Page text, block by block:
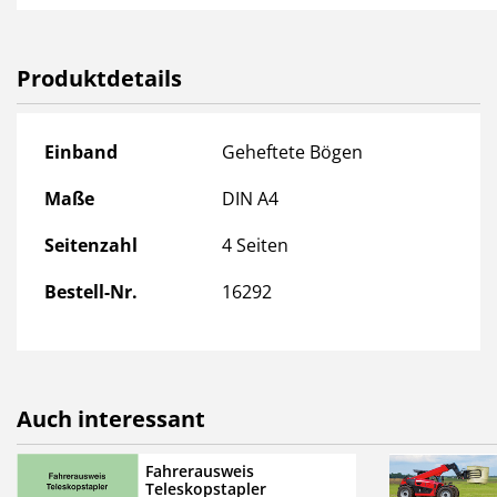
Das Lehrbuch
308-009) für die
Grundlage für die
Produktdetails
Produktdetails
Einband
Geheftete Bögen
Maße
DIN A4
Seitenzahl
4 Seiten
Bestell-Nr.
16292
Auch interessant
Fahrerausweis
Teleskopstapler